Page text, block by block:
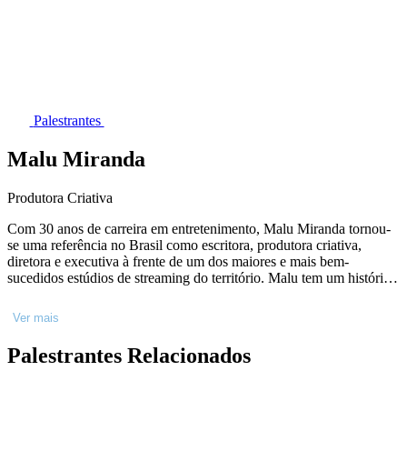
Palestrantes
Malu Miranda
Produtora Criativa
Com 30 anos de carreira em entretenimento, Malu Miranda tornou-
se uma referência no Brasil como escritora, produtora criativa,
diretora e executiva à frente de um dos maiores e mais bem-
sucedidos estúdios de streaming do território. Malu tem um histórico
diferentes papéis ao longo dos anos) como “Cidade de Deus”,
“Tropa de Elite 1 e 2”, “Olga”, “Besouro”, “Mato Sem Cachorro”,
marcaram a indústria audiovisual brasileira e internacional. Como
Ver mais
Palestrantes Relacionados